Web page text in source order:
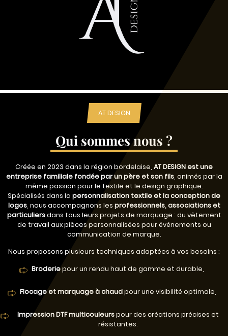
AT DESIGN
Qui sommes nous ?
Créée en 2023 dans la région bordelaise, AT DESIGN est une
entreprise familiale fondée par un père et son fils, animés par la
même passion pour le textile et le design graphique.
Spécialisés dans la personnalisation textile et la conception de
logos, nous accompagnons les professionnels, associations et
particuliersdans tous leurs projets de marquage : du vêtement
de travail aux pièces personnalisées pour événements ou
communication de marque.
Nous proposons plusieurs techniques adaptées à vos besoins :
Broderiepour un rendu haut de gamme et durable,
Flocage et marquage à chaudpour une visibilité optimale,
Impression DTF multicouleurspour des créations précises et
résistantes.